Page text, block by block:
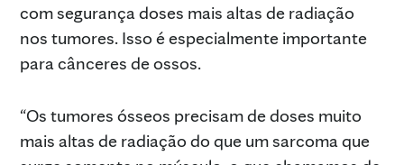
com segurança doses mais altas de radiação
nos tumores. Isso é especialmente importante
para cânceres de ossos.
“Os tumores ósseos precisam de doses muito
mais altas de radiação do que um sarcoma que